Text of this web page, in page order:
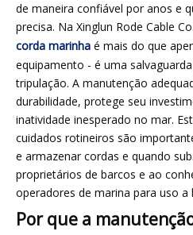
de maneira confiável por anos e
precisa. Na Xinglun Rode Cable
corda marinha é mais do que
equipamento - é uma
tripulação. A manutenção
durabilidade, protege seu
inatividade inesperado no mar.
cuidados rotineiros são
e armazenar cordas e quando
proprietários de barcos e ao
operadores de marina para uso a
Por que a